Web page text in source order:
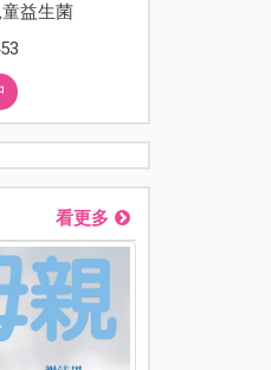
童益生菌
看更多